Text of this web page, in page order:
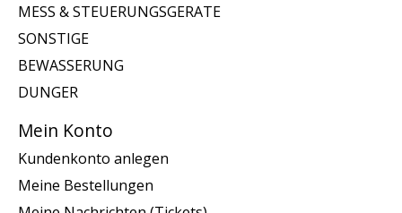
MESS & STEUERUNGSGERATE
SONSTIGE
BEWASSERUNG
DUNGER
Mein Konto
Kundenkonto anlegen
Meine Bestellungen